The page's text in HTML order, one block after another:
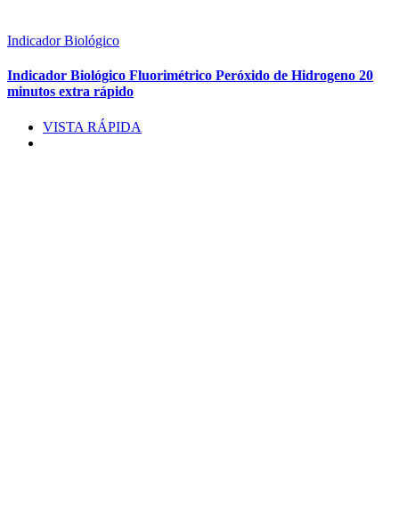
Indicador Biológico
Indicador Biológico Fluorimétrico Peróxido de Hidrogeno 20
minutos extra rápido
VISTA RÁPIDA